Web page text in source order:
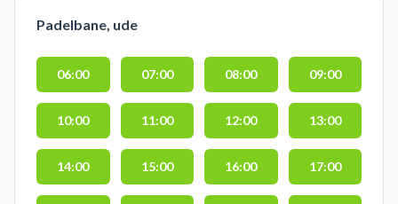
Padelbane, ude
06:00 07:00 08:00 09:00
10:00 11:00 12:00 13:00
14:00 15:00 16:00 17:00